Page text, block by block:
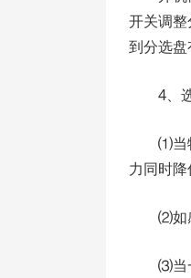
开关调
到分选盘
4、
⑴当
力同时
⑵如
⑶当